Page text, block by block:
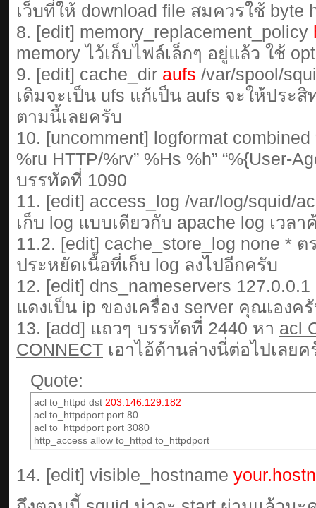
เว็บที่ให้ download file สมควรใช้ byte
8. [edit] memory_replacement_policy
memory ไว้เก็บไฟล์เล็กๆ อยู่แล้ว ใช้
9. [edit] cache_dir aufs /var/spool/
เดิมจะเป็น ufs แก้เป็น aufs จะให้ประ
ตามนี้เลยครับ
10. [uncomment] logformat combined
%ru HTTP/%rv” %Hs %h” “%{User-
บรรทัดที่ 1090
11. [edit] access_log /var/log/squid/
เก็บ log แบบเดียวกับ apache log เวล
11.2. [edit] cache_store_log none *
ประหยัดเนื้อที่เก็บ log ลงไปอีกครับ
12. [edit] dns_nameservers 127.0.0.1
แดงเป็น ip ของเครื่อง server คุณเองค
13. [add] แถวๆ บรรทัดที่ 2440 หา acl
CONNECT เอาไอ้ด้านล่างนี่ต่อไปเลยค
Quote:
acl to_httpd dst 203.146.129.182
acl to_httpdport port 80
acl to_httpdport port 3080
http_access allow to_httpd to_httpdport
14. [edit] visible_hostname